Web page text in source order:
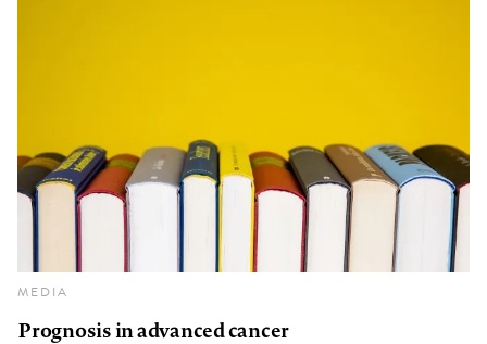
MEDIA
Prognosis in advanced cancer